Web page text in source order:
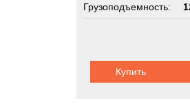
Грузоподъемность:
Купить